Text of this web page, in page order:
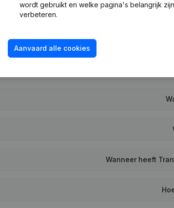
vragen
Wanneer heeft
wordt gebruikt en welke pagina's belangrijk
verbeteren.
Aanvaard alle cookies